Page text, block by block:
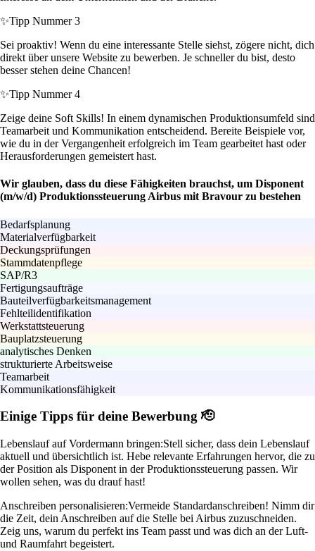
✨Tipp Nummer 3
Sei proaktiv! Wenn du eine interessante Stelle siehst, zögere nicht, dich
direkt über unsere Website zu bewerben. Je schneller du bist, desto
besser stehen deine Chancen!
✨Tipp Nummer 4
Zeige deine Soft Skills! In einem dynamischen Produktionsumfeld sind
Teamarbeit und Kommunikation entscheidend. Bereite Beispiele vor,
wie du in der Vergangenheit erfolgreich im Team gearbeitet hast oder
Herausforderungen gemeistert hast.
Wir glauben, dass du diese Fähigkeiten brauchst, um Disponent
(m/w/d) Produktionssteuerung Airbus mit Bravour zu bestehen
Bedarfsplanung
Materialverfügbarkeit
Deckungsprüfungen
Stammdatenpflege
SAP/R3
Fertigungsaufträge
Bauteilverfügbarkeitsmanagement
Fehlteilidentifikation
Werkstattsteuerung
Bauplatzsteuerung
analytisches Denken
strukturierte Arbeitsweise
Teamarbeit
Kommunikationsfähigkeit
Einige Tipps für deine Bewerbung 🫡
Lebenslauf auf Vordermann bringen:Stell sicher, dass dein Lebenslauf
aktuell und übersichtlich ist. Hebe relevante Erfahrungen hervor, die zu
der Position als Disponent in der Produktionssteuerung passen. Wir
wollen sehen, was du drauf hast!
Anschreiben personalisieren:Vermeide Standardanschreiben! Nimm dir
die Zeit, dein Anschreiben auf die Stelle bei Airbus zuzuschneiden.
Zeig uns, warum du perfekt ins Team passt und was dich an der Luft-
und Raumfahrt begeistert.